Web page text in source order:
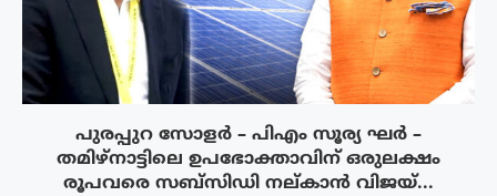
പുരപ്പുറ സോളർ – പിഎം സൂര്യ ഘർ –
തമിഴ്നാട്ടിലെ ഉപഭോക്താവിന് ഒരുലക്ഷം
രൂപവരെ സബ്സിഡി നല്കാൻ വിജയ്...